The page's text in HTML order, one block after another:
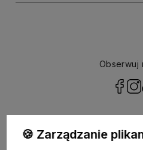
Obserwuj
🍪 Zarządzanie